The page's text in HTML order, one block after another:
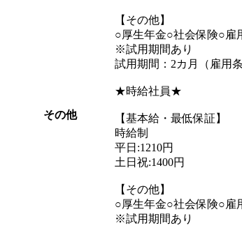
その他
【その他】
○厚生年金○社会保険○雇
※試用期間あり
試用期間：2カ月（雇用
★時給社員★
【基本給・最低保証】
時給制
平日:1210円
土日祝:1400円
【その他】
○厚生年金○社会保険○雇
※試用期間あり